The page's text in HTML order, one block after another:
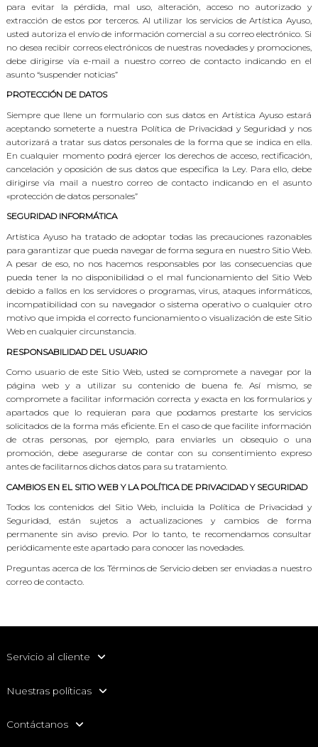
para evitar la pérdida, mal uso, alteración, acceso no autorizado y
extracción de estos por terceros. Al utilizar los servicios de Artística Ayuso,
usted autoriza el envío de información comercial a su correo electrónico. Si
no desea recibir correos electrónicos de nuestras novedades y promociones,
debe dirigirse vía e-mail a nuestro correo de contacto indicando en el
asunto “suspender noticias”
PROTECCIÓN DE DATOS
Siempre que llene un formulario con sus datos en Artística Ayuso estará
aceptando someterte a nuestra Política de Privacidad y Seguridad y nos
autorizará a tratar sus datos personales de la forma que se indica en ella.
En cualquier momento podrá ejercer los derechos de acceso, rectificación,
cancelación y oposición de sus datos que especifica la Ley. Para ello, debe
dirigirse vía mail a nuestro correo de contacto indicando en el asunto
«protección de datos personales”
SEGURIDAD INFORMÁTICA
Artística Ayuso ha tratado de adoptar todas las precauciones razonables
para garantizar que pueda navegar de forma segura en nuestro Sitio Web.
A pesar de eso, no nos hacemos responsables por las consecuencias que
pueda tener la no disponibilidad o el mal funcionamiento del Sitio Web
debido a fallos en los servidores o programas, virus, ataques informáticos,
incompatibilidad con su navegador o sistema operativo o cualquier otro
motivo que impida el correcto funcionamiento o visualización de este Sitio
Web en cualquier circunstancia.
RESPONSABILIDAD DEL USUARIO
Como usuario de este Sitio Web, usted se compromete a navegar por la
página web y a utilizar su contenido de buena fe. Así mismo, se
compromete a facilitar información correcta y exacta en los formularios y
apartados que lo requieran para que podamos prestarte los servicios
solicitados de la forma más eficiente. En el caso de que facilite información
de otras personas, por ejemplo, para enviarles un obsequio o una
promoción, debe asegurarse de contar con su consentimiento expreso
antes de facilitarnos dichos datos para su tratamiento.
CAMBIOS EN EL SITIO WEB Y LA POLÍTICA DE PRIVACIDAD Y SEGURIDAD
Todos los contenidos del Sitio Web, incluida la Política de Privacidad y
Seguridad, están sujetos a actualizaciones y cambios de forma
permanente sin aviso previo. Por lo tanto, te recomendamos consultar
periódicamente este apartado para conocer las novedades.
Preguntas acerca de los Términos de Servicio deben ser enviadas a nuestro
correo de contacto.
Servicio al cliente
Nuestras políticas
Contáctanos